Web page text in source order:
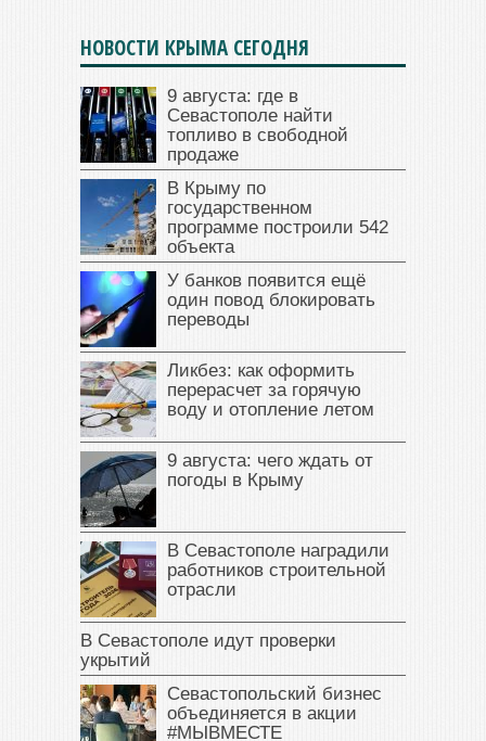
НОВОСТИ КРЫМА СЕГОДНЯ
9 августа: где в
Севастополе найти
топливо в свободной
продаже
В Крыму по
государственном
программе построили 542
объекта
У банков появится ещё
один повод блокировать
переводы
Ликбез: как оформить
перерасчет за горячую
воду и отопление летом
9 августа: чего ждать от
погоды в Крыму
В Севастополе наградили
работников строительной
отрасли
В Севастополе идут проверки
укрытий
Севастопольский бизнес
объединяется в акции
#МЫВМЕСТЕ